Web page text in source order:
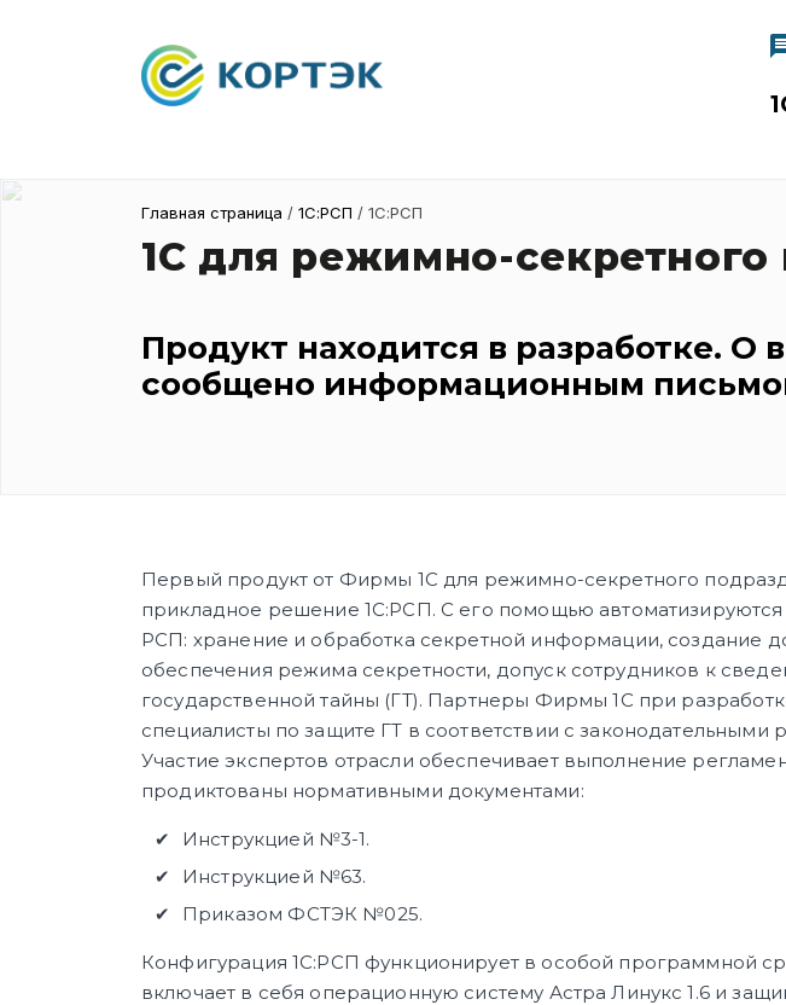
Главная страница / 1С:РСП / 1С:РСП
1С для режимно-
Продукт находится в разработке.
сообщено информационным
Первый продукт от Фирмы 1С для режимно-секретного
прикладное решение 1С:РСП. С его помощью
РСП: хранение и обработка секретной информации, создание
обеспечения режима секретности, допуск сотрудников к
государственной тайны (ГТ). Партнеры Фирмы 1С при
специалисты по защите ГТ в соответствии с законодательными
Участие экспертов отрасли обеспечивает выполнение
продиктованы нормативными документами:
Инструкцией №3-1.
Инструкцией №63.
Приказом ФСТЭК №025.
Конфигурация 1С:РСП функционирует в особой программной
включает в себя операционную систему Астра Линукс 1.6 и